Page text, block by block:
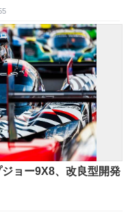
ョー9X8、改良型開発